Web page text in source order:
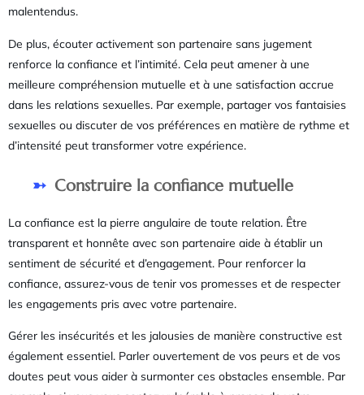
malentendus.
De plus, écouter activement son partenaire sans jugement
renforce la confiance et l’intimité. Cela peut amener à une
meilleure compréhension mutuelle et à une satisfaction accrue
dans les relations sexuelles. Par exemple, partager vos fantaisies
sexuelles ou discuter de vos préférences en matière de rythme et
d’intensité peut transformer votre expérience.
Construire la confiance mutuelle
La confiance est la pierre angulaire de toute relation. Être
transparent et honnête avec son partenaire aide à établir un
sentiment de sécurité et d’engagement. Pour renforcer la
confiance, assurez-vous de tenir vos promesses et de respecter
les engagements pris avec votre partenaire.
Gérer les insécurités et les jalousies de manière constructive est
également essentiel. Parler ouvertement de vos peurs et de vos
doutes peut vous aider à surmonter ces obstacles ensemble. Par